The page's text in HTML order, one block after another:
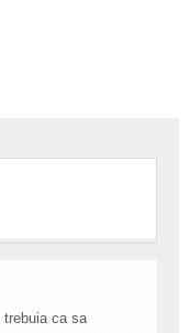
trebuia ca sa